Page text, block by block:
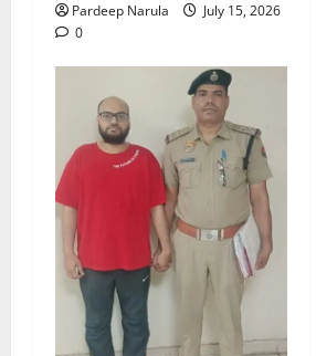
Pardeep Narula
July 15, 2026
0